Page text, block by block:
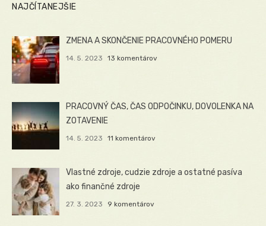
NAJČÍTANEJŠIE
ZMENA A SKONČENIE PRACOVNÉHO POMERU
14. 5. 2023 13 komentárov
PRACOVNÝ ČAS, ČAS ODPOČINKU, DOVOLENKA NA
ZOTAVENIE
14. 5. 2023 11 komentárov
Vlastné zdroje, cudzie zdroje a ostatné pasíva
ako finančné zdroje
27. 3. 2023 9 komentárov